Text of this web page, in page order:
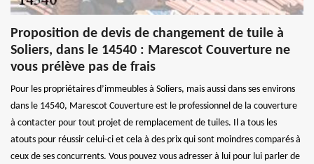
Proposition de devis de changement de tuile à
Soliers, dans le 14540 : Marescot Couverture ne
vous prélève pas de frais
Pour les propriétaires d’immeubles à Soliers, mais aussi dans ses environs
dans le 14540, Marescot Couverture est le professionnel de la couverture
à contacter pour tout projet de remplacement de tuiles. Il a tous les
atouts pour réussir celui-ci et cela à des prix qui sont moindres comparés à
ceux de ses concurrents. Vous pouvez vous adresser à lui pour lui parler de